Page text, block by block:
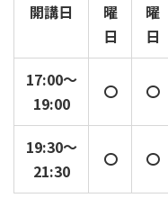
開講日
曜
日
曜
日
17:00～
19:00
〇 〇
19:30～
21:30
〇 〇